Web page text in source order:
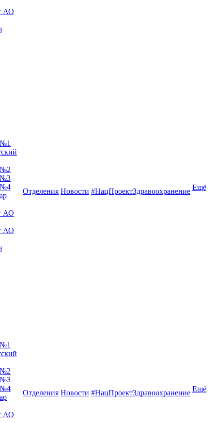
АО
№2
№3
№4
АО
АО
Отделения Новости #НацПроектЗдравоохранение Ещё
№2
№3
№4
АО
Отделения Новости #НацПроектЗдравоохранение Ещё